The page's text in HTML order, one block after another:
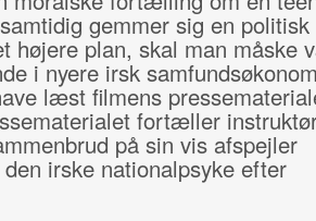
gemmer sig en
højere plan, skal man måske
i nyere irsk
læst filmens
fortæller
på sin vis afspejler
irske nationalpsyke efter